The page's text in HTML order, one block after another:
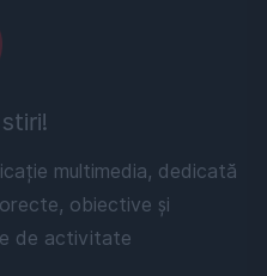
multimedia, dedicată
obiective și
de activitate